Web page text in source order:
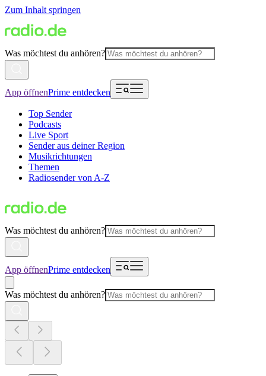
Zum Inhalt springen
Was möchtest du anhören?
App öffnenPrime entdecken
Top Sender
Podcasts
Live Sport
Sender aus deiner Region
Musikrichtungen
Themen
Radiosender von A-Z
Was möchtest du anhören?
App öffnenPrime entdecken
Was möchtest du anhören?